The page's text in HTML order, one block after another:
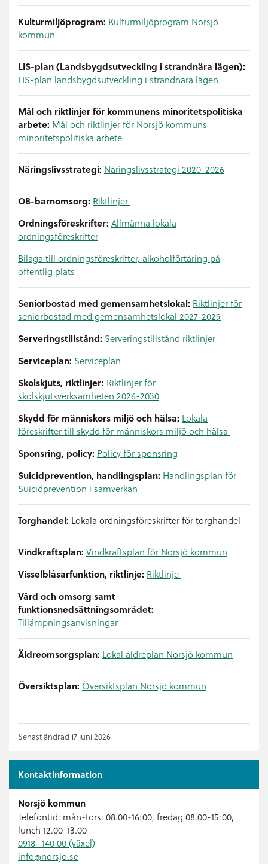
Kulturmiljöprogram: Kulturmiljöprogram Norsjö
kommun
LIS-plan (Landsbygdsutveckling i strandnära lägen):
LIS-plan landsbygdsutveckling i strandnära lägen
Mål och riktlinjer för kommunens minoritetspolitiska
arbete: Mål och riktlinjer för Norsjö kommuns
minoritetspolitiska arbete
Näringslivsstrategi: Näringslivsstrategi 2020-2026
OB-barnomsorg: Riktlinjer
Ordningsföreskrifter: Allmänna lokala
ordningsföreskrifter
Bilaga till ordningsföreskrifter, alkoholförtäring på
offentlig plats
Seniorbostad med gemensamhetslokal: Riktlinjer för
seniorbostad med gemensamhetslokal 2027-2029
Serveringstillstånd: Serveringstillstånd riktlinjer
Serviceplan: Serviceplan
Skolskjuts, riktlinjer: Riktlinjer för
skolskjutsverksamheten 2026-2030
Skydd för människors miljö och hälsa: Lokala
föreskrifter till skydd för människors miljö och hälsa
Sponsring, policy: Policy för sponsring
Suicidprevention, handlingsplan: Handlingsplan för
Suicidprevention i samverkan
Torghandel: Lokala ordningsföreskrifter för torghandel
Vindkraftsplan: Vindkraftsplan för Norsjö kommun
Visselblåsarfunktion, riktlinje: Riktlinje
Vård och omsorg samt
funktionsnedsättningsområdet:
Tillämpningsanvisningar
Äldreomsorgsplan: Lokal äldreplan Norsjö kommun
Översiktsplan: Översiktsplan Norsjö kommun
Senast ändrad 17 juni 2026
Kontaktinformation
Norsjö kommun
Telefontid: mån-tors: 08.00-16:00, fredag 08.00-15:00,
lunch 12.00-13.00
0918- 140 00 (växel)
info@norsjo.se